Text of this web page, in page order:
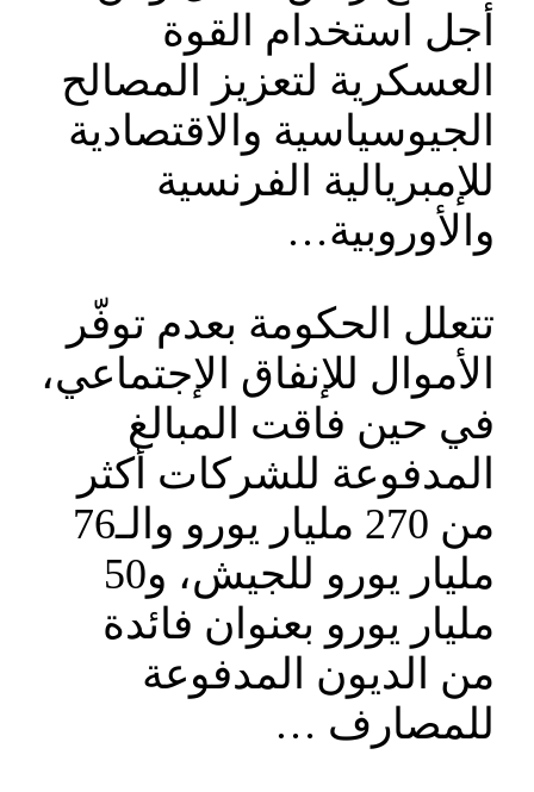
أجل استخدام القوة
العسكرية لتعزيز المصالح
الجيوسياسية والاقتصادية
للإمبريالية الفرنسية
والأوروبية…
تتعلل الحكومة بعدم توفّر
الأموال للإنفاق الإجتماعي،
في حين فاقت المبالغ
المدفوعة للشركات أكثر
من 270 مليار يورو والـ76
مليار يورو للجيش، و50
مليار يورو بعنوان فائدة
من الديون المدفوعة
للمصارف …